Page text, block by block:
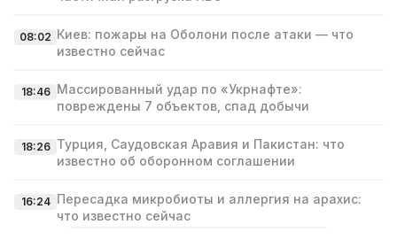
08:02 Киев: пожары на Оболони после атаки — что
известно сейчас
18:46 Массированный удар по «Укрнафте»:
повреждены 7 объектов, спад добычи
18:26 Турция, Саудовская Аравия и Пакистан: что
известно об оборонном соглашении
16:24 Пересадка микробиоты и аллергия на арахис:
что известно сейчас